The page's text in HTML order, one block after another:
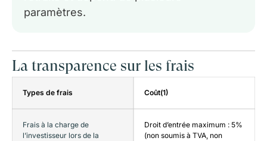
paramètres.
La transparence sur les frais
Types de frais Coût(1)
Frais à la charge de
l’investisseur lors de la
Droit d’entrée maximum : 5%
(non soumis à TVA, non